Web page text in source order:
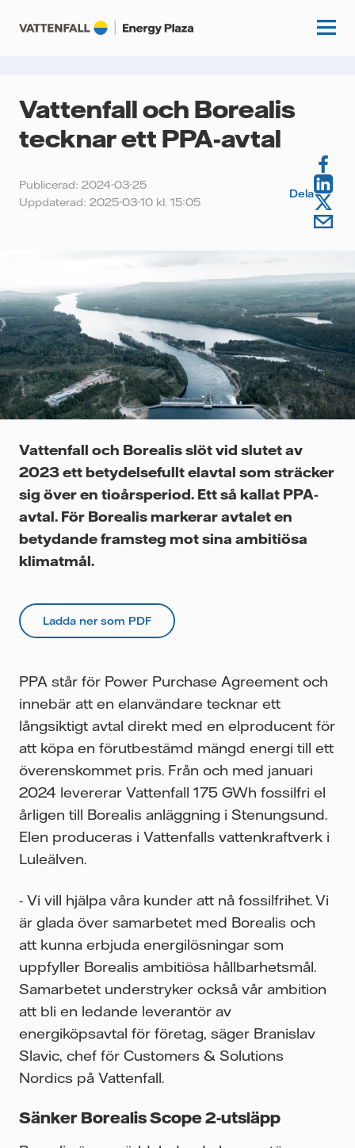
Start
Fördjupning
Krönikor
Kundcase
Videor
Podcasts
Om oss
Vattenfall.se
Vattenfall och Borealis
tecknar ett PPA-avtal
Publicerad: 2024-03-25
Uppdaterad: 2025-03-10 kl. 15:05
Dela
Vattenfall och Borealis slöt vid slutet av
2023 ett betydelsefullt elavtal som sträcker
sig över en tioårsperiod. Ett så kallat PPA-
avtal. För Borealis markerar avtalet en
betydande framsteg mot sina ambitiösa
klimatmål.
Ladda ner som PDF
PPA står för Power Purchase Agreement och
innebär att en elanvändare tecknar ett
långsiktigt avtal direkt med en elproducent för
att köpa en förutbestämd mängd energi till ett
överenskommet pris. Från och med januari
2024 levererar Vattenfall 175 GWh fossilfri el
årligen till Borealis anläggning i Stenungsund.
Elen produceras i Vattenfalls vattenkraftverk i
Luleälven.
- Vi vill hjälpa våra kunder att nå fossilfrihet. Vi
är glada över samarbetet med Borealis och
att kunna erbjuda energilösningar som
uppfyller Borealis ambitiösa hållbarhetsmål.
Samarbetet understryker också vår ambition
att bli en ledande leverantör av
energiköpsavtal för företag, säger Branislav
Slavic, chef för Customers & Solutions
Nordics på Vattenfall.
Sänker Borealis Scope 2-utsläpp